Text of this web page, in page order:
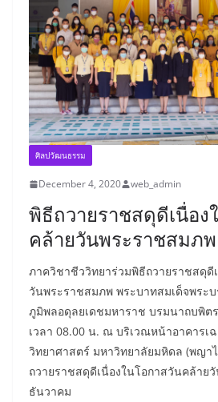
ศิลปวัฒนธรรม
December 4, 2020 web_admin
พิธีถวายราชสดุดีเนื่อง
คล้ายวันพระราชสมภพ
ภาควิชาชีววิทยาร่วมพิธีถวายราชสดุดี
วันพระราชสมภพ พระบาทสมเด็จพระ
ภูมิพลอดุลยเดชมหาราช บรมนาถบพิต
เวลา 08.00 น. ณ บริเวณหน้าอาคารเ
วิทยาศาสตร์ มหาวิทยาลัยมหิดล (พญา
ถวายราชสดุดีเนื่องในโอกาสวันคล้าย
ธันวาคม